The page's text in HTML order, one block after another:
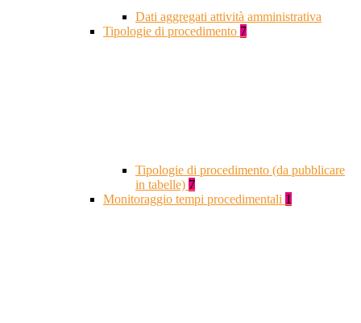
Dati aggregati attività amministrativa
Tipologie di procedimento 7
Tipologie di procedimento (da pubblicare
in tabelle) 7
Monitoraggio tempi procedimentali 1